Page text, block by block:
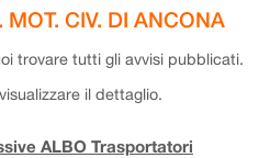
CIV. DI ANCONA
trovare tutti gli avvisi pubblicati.
il dettaglio.
ALBO Trasportatori